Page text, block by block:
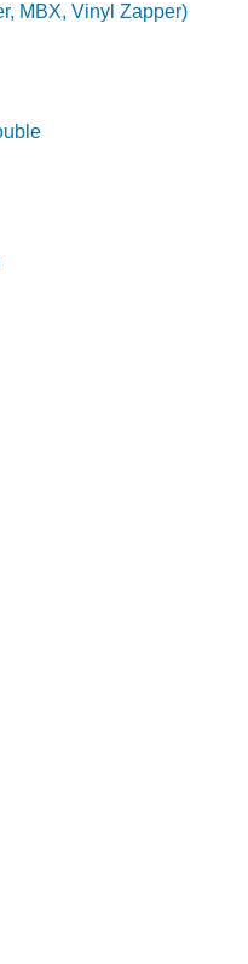
MBX, Vinyl Zapper)